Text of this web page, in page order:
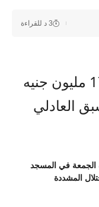
3 د للقراءة
الجمعة في المسجد
المشددة